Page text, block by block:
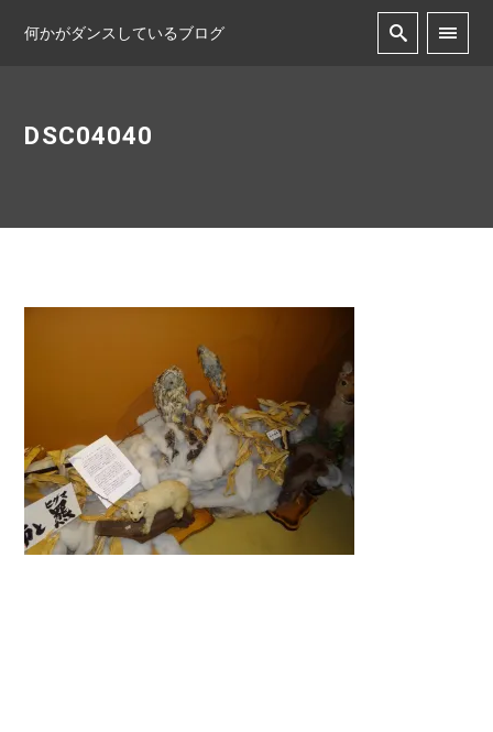
何かがダンスしているブログ
DSC04040